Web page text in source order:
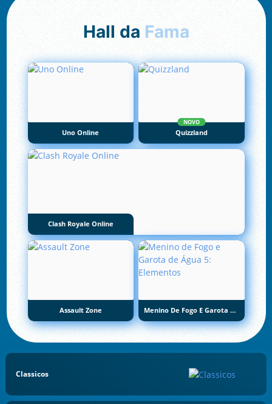
Hall da Fama
Uno Online
NOVO
Quizzland
Clash Royale Online
Assault Zone Menino De Fogo E Garota De Água 5: Elementos
Classicos